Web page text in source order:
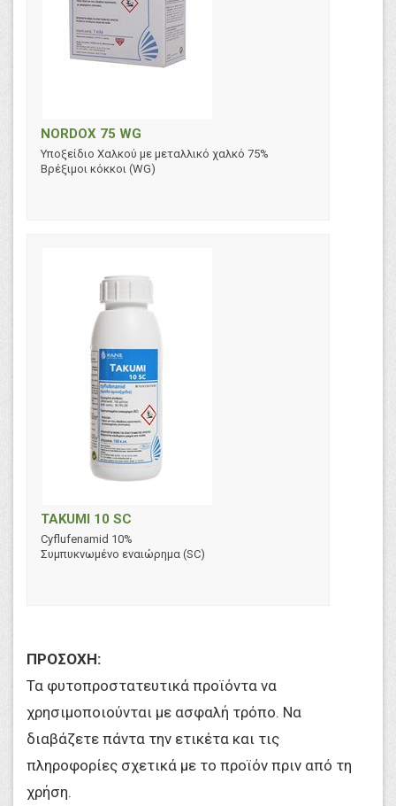
NORDOX 75 WG
Υποξείδιο Χαλκού με μεταλλικό χαλκό 75%
Βρέξιμοι κόκκοι (WG)
TAKUMI 10 SC
Cyflufenamid 10%
Συμπυκνωμένο εναιώρημα (SC)
ΠΡΟΣΟΧΗ:
Τα φυτοπροστατευτικά προϊόντα να
χρησιμοποιούνται με ασφαλή τρόπο. Να
διαβάζετε πάντα την ετικέτα και τις
πληροφορίες σχετικά με το προϊόν πριν από τη
χρήση.